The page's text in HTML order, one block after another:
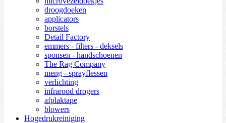
droogdoeken
applicators
borstels
Detail Factory
emmers - filters - deksels
sponsen - handschoenen
The Rag Company
meng - sprayflessen
verlichting
infrarood drogers
afplaktape
blowers
Hogedrukreiniging